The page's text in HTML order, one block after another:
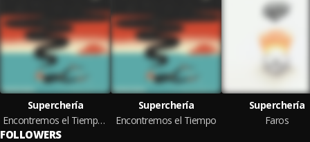
Superchería
Encontremos el Tiempo (Remixes)
Superchería
Encontremos el Tiempo
Superchería
Faros
FOLLOWERS